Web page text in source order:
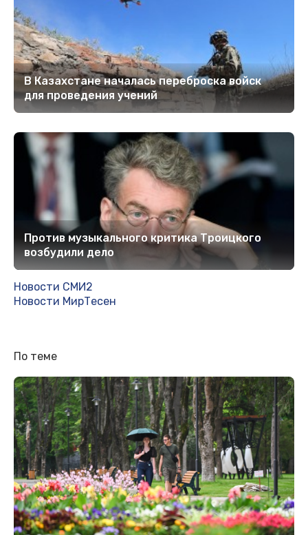
В Казахстане началась переброска войск
для проведения учений
Против музыкального критика Троицкого
возбудили дело
Новости СМИ2
Новости МирТесен
По теме